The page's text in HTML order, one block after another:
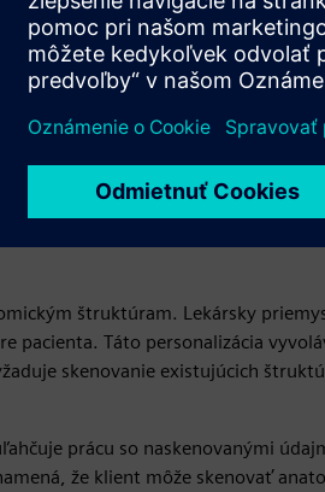
virtuálneho prostredia pred
štruktúram. Lekársky
pacienta. Táto personalizácia
skenovanie existujúcich
prácu so naskenovanými
že klient môže skenovať